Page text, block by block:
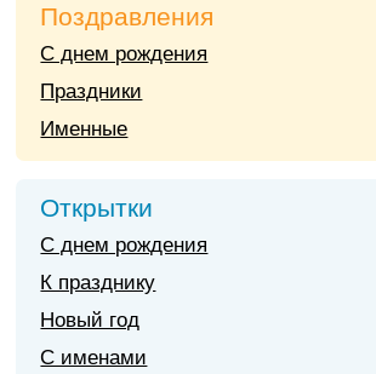
Поздравления
С днем рождения
Праздники
Именные
Открытки
С днем рождения
К празднику
Новый год
С именами